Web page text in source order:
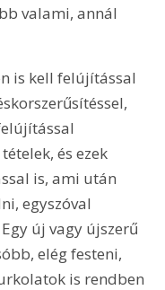
valami, annál
is kell felújítással
és ezek
is, ami után
egyszóval
új vagy újszerű
elég festeni,
is rendben